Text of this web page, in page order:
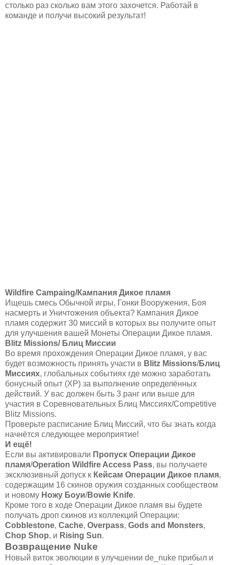
столько раз сколько вам этого захочется. Работай в
команде и получи высокий результат!
Wildfire Campaing/Кампания Дикое пламя
Ищешь смесь Обычной игры, Гонки Вооружения, Боя
насмерть и Уничтожения объекта? Кампания Дикое
пламя содержит 30 миссий в которых вы получите опыт
для улучшения вашей Монеты Операции Дикое пламя.
Blitz Missions/ Блиц Миссии
Во время прохождения Операции Дикое пламя, у вас
будет возможность принять участи в Blitz Missions/Блиц
Миссиях, глобальных событиях где можно заработать
бонусный опыт (XP) за выполнение определённых
действий. У вас должен быть 3 ранг или выше для
участия в Соревновательных Блиц Миссиях/Competitive
Blitz Missions.
Проверьте расписание Блиц Миссий, что бы знать когда
начнётся следующее мероприятие!
И ещё!
Если вы активировали Пропуск Операции Дикое
пламя/Operation Wildfire Access Pass, вы получаете
эксклюзивный допуск к Кейсам Операции Дикое пламя,
содержащим 16 скинов оружия созданных сообществом
и новому Ножу Боуи/Bowie Knife.
Кроме того в ходе Операции Дикое пламя вы будете
получать дроп скинов из коллекций Операции:
Cobblestone, Cache, Overpass, Gods and Monsters,
Chop Shop, и Rising Sun.
Возвращение Nuke
Новый виток эволюции в улучшении de_nuke прибыл и